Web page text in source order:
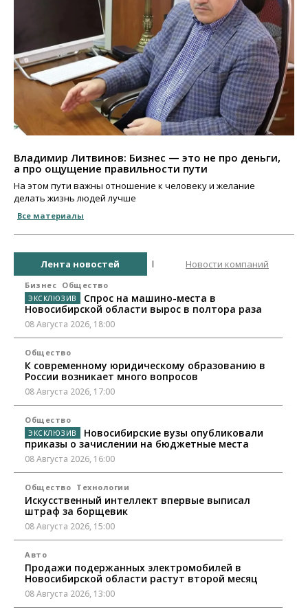
Владимир Литвинов: Бизнес — это не про деньги,
а про ощущение правильности пути
На этом пути важны отношение к человеку и желание
делать жизнь людей лучше
Все материалы
Лента новостей Новости компаний
Бизнес Общество
Спрос на машино-места в
Новосибирской области вырос в полтора раза
08 Августа 2026, 18:00
Общество
К современному юридическому образованию в
России возникает много вопросов
08 Августа 2026, 17:00
Общество
Новосибирские вузы опубликовали
приказы о зачислении на бюджетные места
08 Августа 2026, 16:00
Общество Технологии
Искусственный интеллект впервые выписал
штраф за борщевик
08 Августа 2026, 15:00
Авто
Продажи подержанных электромобилей в
Новосибирской области растут второй месяц
08 Августа 2026, 13:00